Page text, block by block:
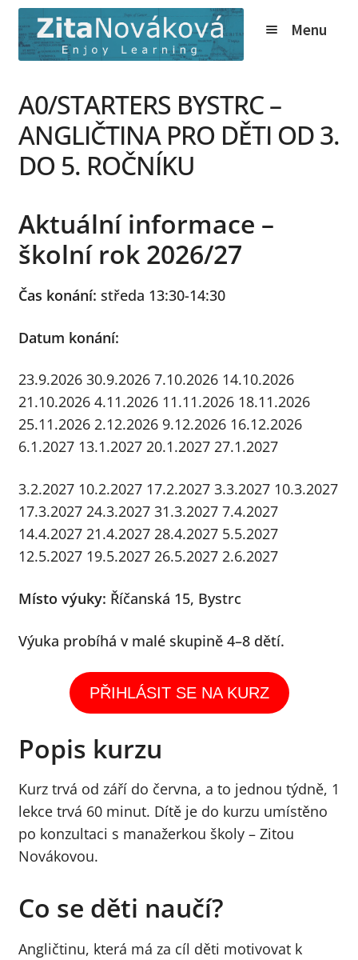
Přeskočit
na
navigaci
Přejít
k
obsahu
Menu
Tábory
O nás
Expand
Ceník
Info
Novinky
Kontakt
A0/STARTERS BYSTRC –
ANGLIČTINA PRO DĚTI OD 3.
DO 5. ROČNÍKU
Aktuální informace –
školní rok 2026/27
Čas konání: středa 13:30-14:30
Datum konání:
23.9.2026 30.9.2026 7.10.2026 14.10.2026
21.10.2026 4.11.2026 11.11.2026 18.11.2026
25.11.2026 2.12.2026 9.12.2026 16.12.2026
6.1.2027 13.1.2027 20.1.2027 27.1.2027
3.2.2027 10.2.2027 17.2.2027 3.3.2027 10.3.2027
17.3.2027 24.3.2027 31.3.2027 7.4.2027
14.4.2027 21.4.2027 28.4.2027 5.5.2027
12.5.2027 19.5.2027 26.5.2027 2.6.2027
Místo výuky: Říčanská 15, Bystrc
Výuka probíhá v malé skupině 4–8 dětí.
PŘIHLÁSIT SE NA KURZ
Popis kurzu
Kurz trvá od září do června, a to jednou týdně, 1
lekce trvá 60 minut. Dítě je do kurzu umístěno
po konzultaci s manažerkou školy – Zitou
Novákovou.
Co se děti naučí?
Angličtinu, která má za cíl děti motivovat k